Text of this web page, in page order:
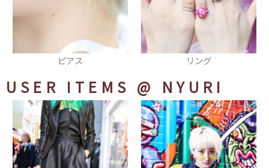
リング Tシャツ
USER ITEMS @ NYURI